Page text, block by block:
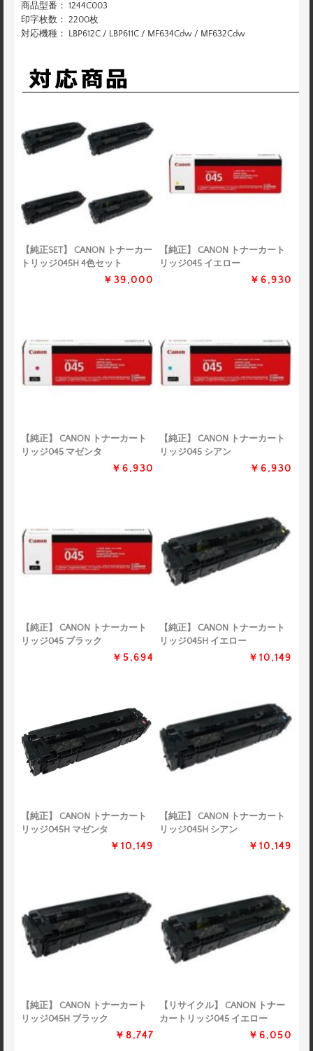
商品型番： 1244C003
印字枚数： 2200枚
対応機種： LBP612C / LBP611C / MF634Cdw / MF632Cdw
【純正SET】 CANON トナーカー
トリッジ045H 4色セット
￥39,000
【純正】 CANON トナーカート
リッジ045 イエロー
￥6,930
【純正】 CANON トナーカート
リッジ045 マゼンタ
￥6,930
【純正】 CANON トナーカート
リッジ045 シアン
￥6,930
【純正】 CANON トナーカート
リッジ045 ブラック
￥5,694
【純正】 CANON トナーカート
リッジ045H イエロー
￥10,149
【純正】 CANON トナーカート
リッジ045H マゼンタ
￥10,149
【純正】 CANON トナーカート
リッジ045H シアン
￥10,149
【純正】 CANON トナーカート
リッジ045H ブラック
￥8,747
【リサイクル】 CANON トナー
カートリッジ045 イエロー
￥6,050